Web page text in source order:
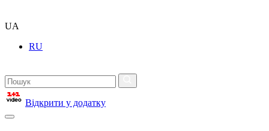
UA
RU
Відкрити у додатку